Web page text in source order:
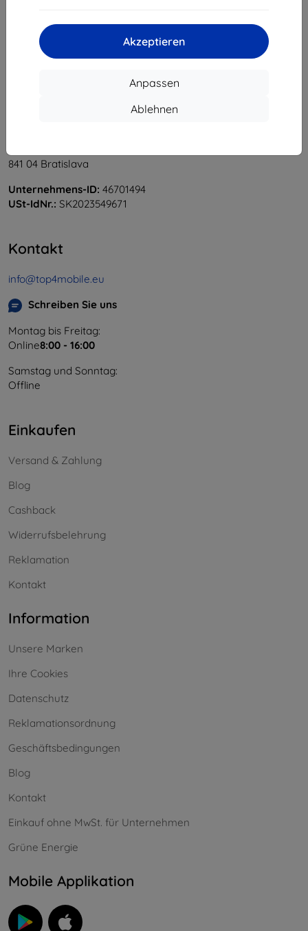
Akzeptieren
Anpassen
Ablehnen
«
841 04 Bratislava
Unternehmens-ID: 46701494
USt-IdNr.: SK2023549671
Kontakt
info@top4mobile.eu
Schreiben Sie uns
Montag bis Freitag:
Online8:00 - 16:00
Samstag und Sonntag:
Offline
Einkaufen
Versand & Zahlung
Blog
Cashback
Widerrufsbelehrung
Reklamation
Kontakt
Information
Unsere Marken
Ihre Cookies
Datenschutz
Reklamationsordnung
Geschäftsbedingungen
Blog
Kontakt
Einkauf ohne MwSt. für Unternehmen
Grüne Energie
Mobile Applikation